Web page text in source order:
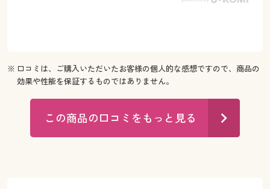
※ 口コミは、ご購入いただいたお客様の個人的な感想ですので、商品の
効果や性能を保証するものではありません。
この商品の口コミをもっと見る